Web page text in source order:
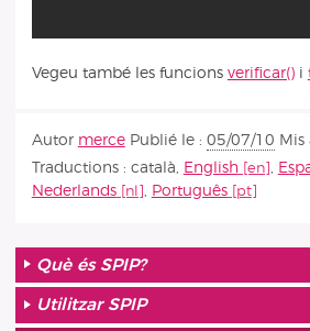
Vegeu també les funcions verificar()i
Autor merce Publié le : 05/07/10 Mis
Traductions : català, English ,
Nederlands
, Português
Què és SPIP?
Utilitzar SPIP